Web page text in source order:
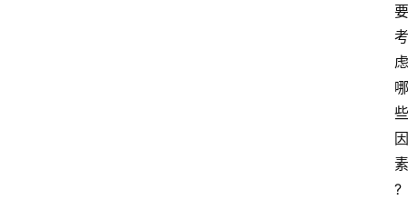
要
考
虑
哪
些
因
素
?